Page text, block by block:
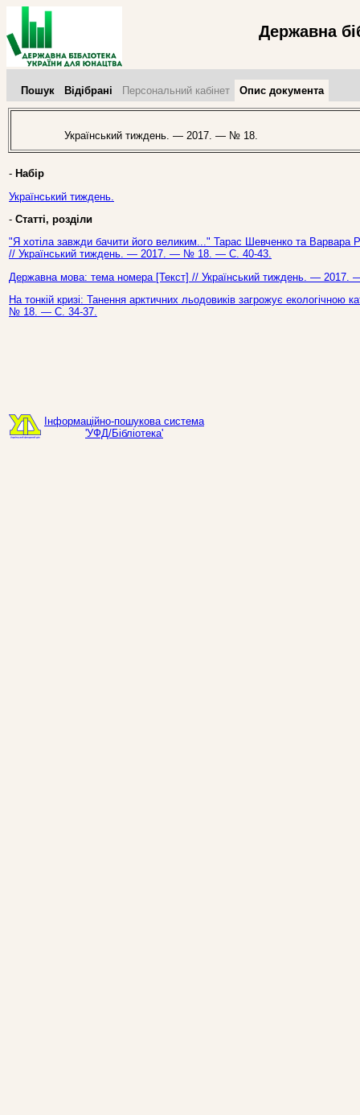
Державна
Пошук Відібрані Персональний кабінет Опис документа
Український тиждень. — 2017. — № 18.
- Набір
Український тиждень.
- Статті, розділи
"Я хотіла завжди бачити його великим..." Тарас Шевченко та Варвара
// Український тиждень. — 2017. — № 18. — С. 40-43.
Державна мова: тема номера [Текст] // Український тиждень. —
На тонкій кризі: Танення арктичних льодовиків загрожує
№ 18. — С. 34-37.
Інформаційно-пошукова система
'УФД/Бібліотека'